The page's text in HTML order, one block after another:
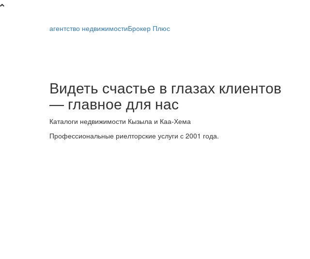
агентство недвижимостиБрокер Плюс
Брокер
риелторская
Видеть счастье в глазах клиентов
— главное для нас
Каталоги недвижимости Кызыла и Каа-Хема
Профессиональные риелторские услуги с 2001 года.